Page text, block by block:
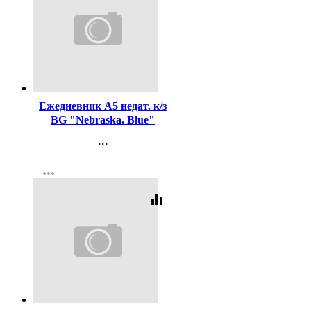
Ежедневник А5 недат. к/з
BG "Nebraska. Blue"
...
Регистрация
more_horiz
equalizer